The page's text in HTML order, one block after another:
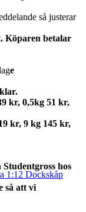
så justerar
Köparen betalar
e
kr, 0,5kg 51 kr,
kr, 9 kg 145 kr,
hos
så att vi
1:12 Dockskåp